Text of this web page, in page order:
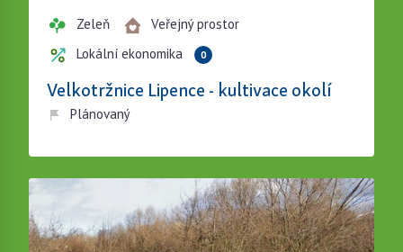
Zeleň
Veřejný prostor
Lokální ekonomika
0
Velkotržnice Lipence - kultivace okolí
Plánovaný